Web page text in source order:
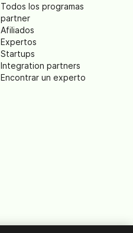
Todos los programas
partner
Afiliados
Expertos
Startups
Integration partners
Encontrar un experto